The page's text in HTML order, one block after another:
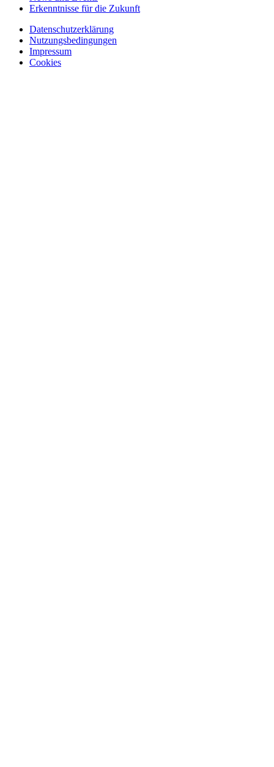
Erkenntnisse für die Zukunft
Datenschutzerklärung
Nutzungsbedingungen
Impressum
Cookies